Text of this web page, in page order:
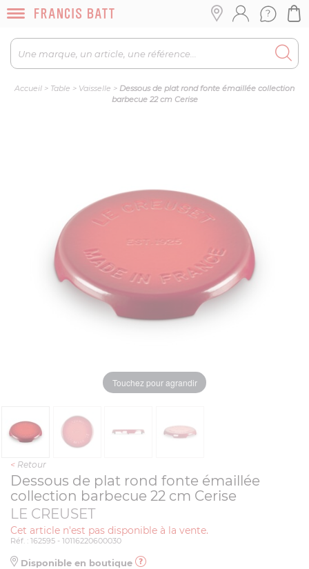
Accueil > Table > Vaisselle > Dessous de plat rond fonte émaillée collection
barbecue 22 cm Cerise
Touchez pour agrandir
< Retour
Dessous de plat rond fonte émaillée
collection barbecue 22 cm Cerise
LE CREUSET
Cet article n'est pas disponible à la vente.
Réf. : 162595 - 10116220600030
Disponible en boutique